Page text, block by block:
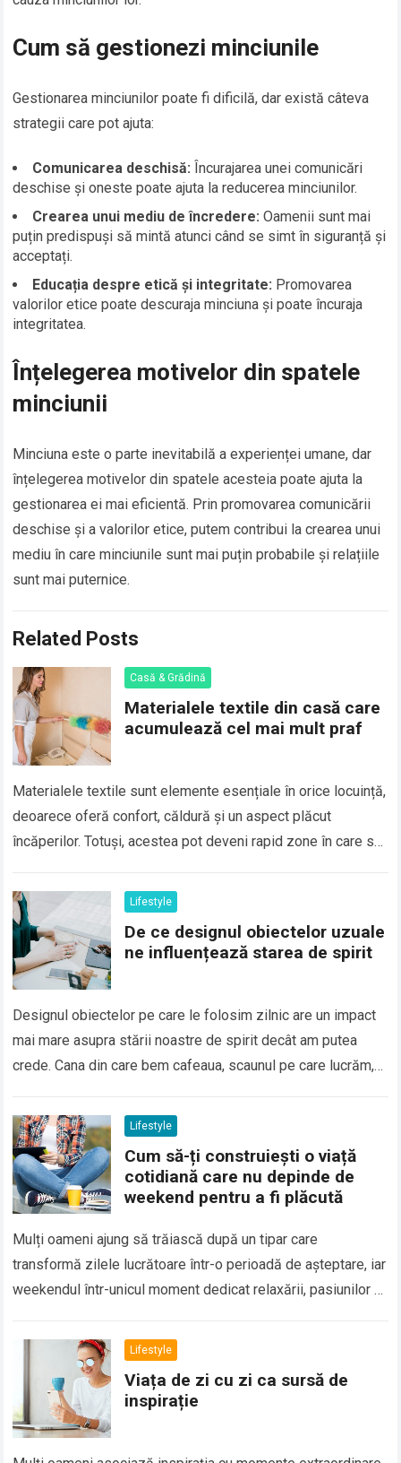
Cum să gestionezi minciunile
Gestionarea minciunilor poate fi dificilă, dar există câteva
strategii care pot ajuta:
Comunicarea deschisă: Încurajarea unei comunicări
deschise și oneste poate ajuta la reducerea minciunilor.
Crearea unui mediu de încredere: Oamenii sunt mai
puțin predispuși să mintă atunci când se simt în siguranță și
acceptați.
Educația despre etică și integritate: Promovarea
valorilor etice poate descuraja minciuna și poate încuraja
integritatea.
Înțelegerea motivelor din spatele
minciunii
Minciuna este o parte inevitabilă a experienței umane, dar
înțelegerea motivelor din spatele acesteia poate ajuta la
gestionarea ei mai eficientă. Prin promovarea comunicării
deschise și a valorilor etice, putem contribui la crearea unui
mediu în care minciunile sunt mai puțin probabile și relațiile
sunt mai puternice.
Related Posts
Casă & Grădină
Materialele textile din casă care
acumulează cel mai mult praf
Materialele textile sunt elemente esențiale în orice locuință,
deoarece oferă confort, căldură și un aspect plăcut
încăperilor. Totuși, acestea pot deveni rapid zone în care se
Lifestyle
De ce designul obiectelor uzuale
ne influențează starea de spirit
Designul obiectelor pe care le folosim zilnic are un impact
mai mare asupra stării noastre de spirit decât am putea
crede. Cana din care bem cafeaua, scaunul pe care lucrăm,…
Lifestyle
Cum să-ți construiești o viață
cotidiană care nu depinde de
weekend pentru a fi plăcută
Mulți oameni ajung să trăiască după un tipar care
transformă zilele lucrătoare într-o perioadă de așteptare, iar
weekendul într-unicul moment dedicat relaxării, pasiunilor și
Lifestyle
Viața de zi cu zi ca sursă de
inspirație